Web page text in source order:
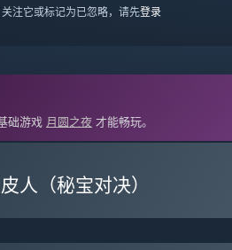
注它或标记为已忽略，请先登录
础游戏 月圆之夜 才能畅玩。
人（秘宝对决）